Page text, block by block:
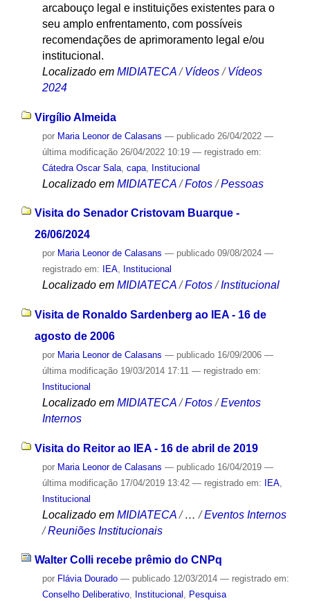
arcabouço legal e instituições existentes para o
seu amplo enfrentamento, com possíveis
recomendações de aprimoramento legal e/ou
institucional.
Localizado em MIDIATECA /Vídeos /Vídeos
2024
Virgílio Almeida
por Maria Leonor de Calasans — publicado26/04/2022 —
última modificação26/04/2022 10:19 — registrado em:
Cátedra Oscar Sala, capa, Institucional
Localizado em MIDIATECA /Fotos /Pessoas
Visita do Senador Cristovam Buarque -
26/06/2024
por Maria Leonor de Calasans — publicado09/08/2024 —
registrado em:
IEA, Institucional
Localizado em MIDIATECA /Fotos /Institucional
Visita de Ronaldo Sardenberg ao IEA - 16 de
agosto de 2006
por Maria Leonor de Calasans — publicado16/09/2006 —
última modificação19/03/2014 17:11 — registrado em:
Institucional
Localizado em MIDIATECA /Fotos /Eventos
Internos
Visita do Reitor ao IEA - 16 de abril de 2019
por Maria Leonor de Calasans — publicado16/04/2019 —
última modificação17/04/2019 13:42 — registrado em: IEA,
Institucional
Localizado em MIDIATECA /…/Eventos Internos
/Reuniões Institucionais
Walter Colli recebe prêmio do CNPq
por Flávia Dourado — publicado12/03/2014 — registrado em:
Conselho Deliberativo, Institucional , Pesquisa